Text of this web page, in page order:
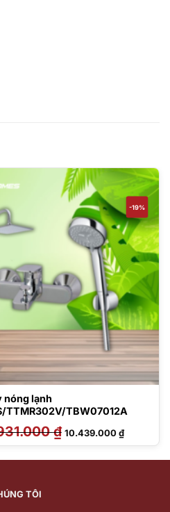
-19%
nóng lạnh
TTMR302V/TBW07012A
₫ Giá
gốc
là:
10.439.000₫Giá
hiện
tại
TÔI